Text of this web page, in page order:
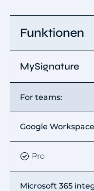
Funktionen
MySignature
For teams:
Google
Pro
Microsoft 365